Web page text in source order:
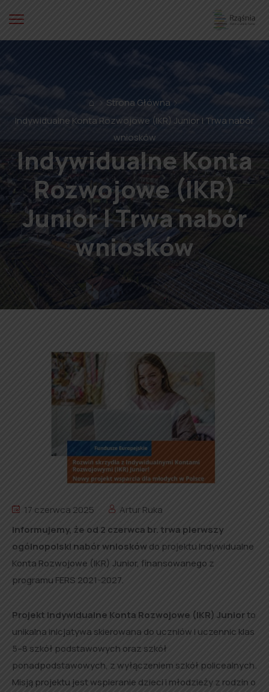
⌂
Strona Główna
Indywidualne Konta Rozwojowe (IKR) Junior | Trwa nabór
wniosków
Indywidualne Konta
Rozwojowe (IKR)
Junior | Trwa nabór
wniosków
17 czerwca 2025
Artur Ruka
Informujemy, że od 2 czerwca br. trwa pierwszy
ogólnopolski nabór wnioskówdo projektu Indywidualne
Konta Rozwojowe (IKR) Junior, finansowanego z
programu FERS 2021-2027.
Projekt Indywidualne Konta Rozwojowe (IKR) Juniorto
unikalna inicjatywa skierowana do uczniów i uczennic klas
5–8 szkół podstawowych oraz szkół
ponadpodstawowych, z wyłączeniem szkół policealnych.
Misją projektu jest wspieranie dzieci i młodzieży z rodzin o